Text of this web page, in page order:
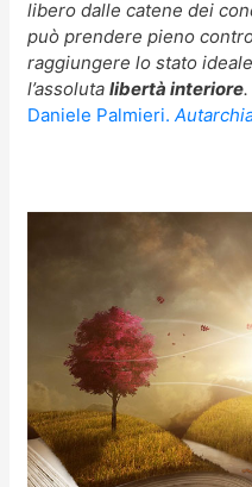
libero dalle catene dei
può prendere pieno
raggiungere lo stato
l’assolutalibertà interiore.
Daniele Palmieri.